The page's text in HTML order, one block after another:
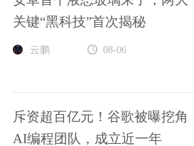
关键“黑科技”首次揭秘
云鹏 08-06
斥资超百亿元！谷歌被曝挖角
AI编程团队，成立近一年